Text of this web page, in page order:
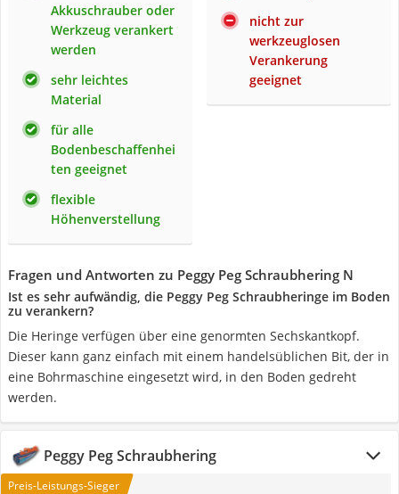
Akkuschrauber oder
Werkzeug verankert
werden
sehr leichtes
Material
für alle
Bodenbeschaffenhei
ten geeignet
flexible
Höhenverstellung
nicht zur
werkzeuglosen
Verankerung
geeignet
Fragen und Antworten zu Peggy Peg Schraubhering N
Ist es sehr aufwändig, die Peggy Peg Schraubheringe im Boden
zu verankern?
Die Heringe verfügen über eine genormten Sechskantkopf.
Dieser kann ganz einfach mit einem handelsüblichen Bit, der in
eine Bohrmaschine eingesetzt wird, in den Boden gedreht
werden.
Peggy Peg Schraubhering
Preis-Leistungs-Sieger